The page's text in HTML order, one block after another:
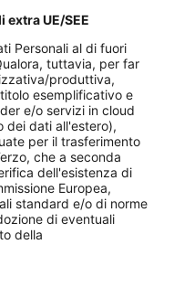
extra UE/SEE
Personali al di fuori
tuttavia, per far
produttiva,
esemplificativo e
e/o servizi in cloud
dei dati all'estero),
per il trasferimento
che a seconda
dell'esistenza di
Europea,
standard e/o di norme
di eventuali
della